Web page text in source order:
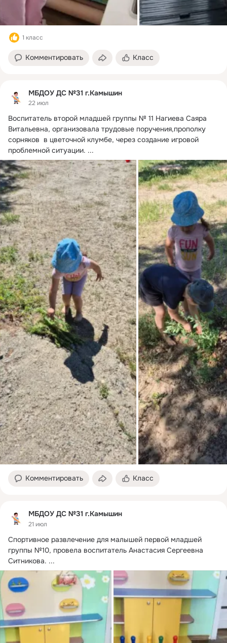
1 класс
Комментировать Класс
МБДОУ ДС №31 г.Камышин
22 июл
Воспитатель второй младшей группы № 11 Нагиева Саяра
Витальевна, организовала трудовые поручения,прополку
сорняков  в цветочной клумбе, через создание игровой
проблемной ситуации. ...
Комментировать Класс
МБДОУ ДС №31 г.Камышин
21 июл
Спортивное развлечение для малышей первой младшей
группы №10, провела воспитатель Анастасия Сергеевна
Ситникова. ...